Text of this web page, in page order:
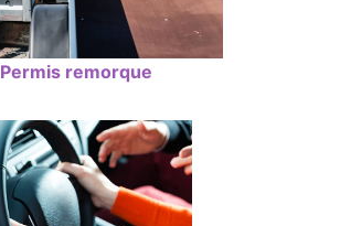
Permis remorque